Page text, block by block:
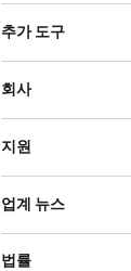
추가 도구
회사
지원
업계 뉴스
법률